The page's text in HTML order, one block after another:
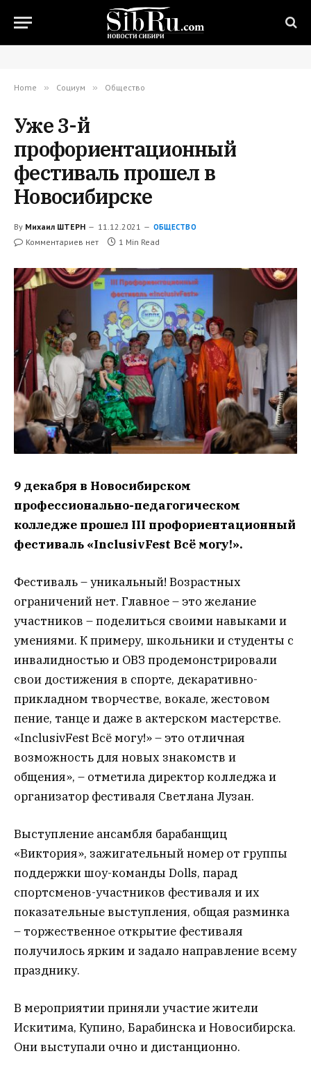
Home » Социум » Общество
Уже 3-й
профориентационный
фестиваль прошел в
Новосибирске
By Михаил ШТЕРН 11.12.2021 ОБЩЕСТВО
Комментариев нет 1 Min Read
9 декабря в Новосибирском
профессионально-педагогическом
колледже прошел III профориентационный
фестиваль «InclusivFest Всё могу!».
Фестиваль – уникальный! Возрастных
ограничений нет. Главное – это желание
участников – поделиться своими навыками и
умениями. К примеру, школьники и студенты с
инвалидностью и ОВЗ продемонстрировали
свои достижения в спорте, декаративно-
прикладном творчестве, вокале, жестовом
пение, танце и даже в актерском мастерстве.
«InclusivFest Всё могу!» – это отличная
возможность для новых знакомств и
общения», – отметила директор колледжа и
организатор фестиваля Светлана Лузан.
Выступление ансамбля барабанщиц
«Виктория», зажигательный номер от группы
поддержки шоу-команды Dolls, парад
спортсменов-участников фестиваля и их
показательные выступления, общая разминка
– торжественное открытие фестиваля
получилось ярким и задало направление всему
празднику.
В мероприятии приняли участие жители
Искитима, Купино, Барабинска и Новосибирска.
Они выступали очно и дистанционно.